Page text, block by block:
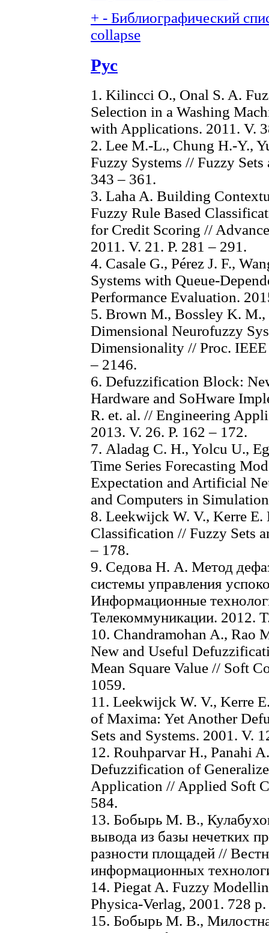
+ - Библиографический
collapse
Рус
1. Kilincci O., Onal S. A.
Selection in a Washing
with Applications. 2011. V.
2. Lee M.-L., Chung H.-Y.,
Fuzzy Systems // Fuzzy
343 – 361.
3. Laha A. Building
Fuzzy Rule Based
for Credit Scoring //
2011. V. 21. Р. 281 – 291.
4. Casale G., Pérez J. F.,
Systems with Queue-
Performance Evaluation.
5. Brown M., Bossley K.
Dimensional Neurofuzzy
Dimensionality // Proc.
– 2146.
6. Defuzzification Block:
Hardware and SoHware
R. et. al. // Engineering
2013. V. 26. Р. 162 – 172.
7. Aladag C. H., Yolcu U.,
Time Series Forecasting
Expectation and Artificial
and Computers in
8. Leekwijck W. V., Kerre
Classification // Fuzzy Sets
– 178.
9. Седова Н. А. Метод
системы управления
Информационные
Телекоммуникации. 2012.
10. Chandramohan A., Rao
New and Useful
Mean Square Value // Soft
1059.
11. Leekwijck W. V., Kerre
of Maxima: Yet Another
Sets and Systems. 2001. V.
12. Rouhparvar H., Panahi
Defuzzification of
Application // Applied Soft
584.
13. Бобырь М. В.,
вывода из базы нечетких
разности площадей //
информационных
14. Piegat A. Fuzzy
Physica-Verlag, 2001. 728 р.
15. Бобырь М. В.,